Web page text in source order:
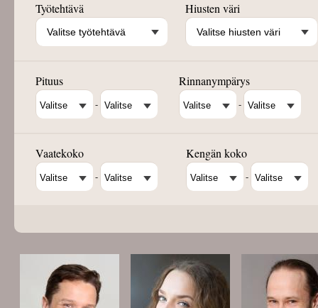
Työtehtävä
Valitse työtehtävä
Hiusten väri
Valitse hiusten väri
Pituus
-
Rinnanympärys
-
Vaatekoko
-
Kengän koko
-
Sivut